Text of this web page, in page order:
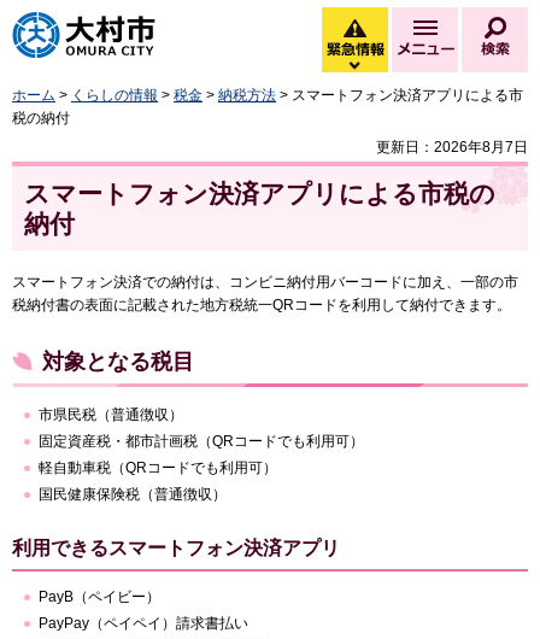
大村市
緊急情報
緊急情報を開く
メニュー
ホーム > くらしの情報 > 税金 > 納税方法 > スマートフォン決済アプリによる市
税の納付
更新日：2026年8月7日
スマートフォン決済アプリによる市税の
納付
スマートフォン決済での納付は、コンビニ納付用バーコードに加え、一部の市
税納付書の表面に記載された地方税統一QRコードを利用して納付できます。
対象となる税目
市県民税（普通徴収）
固定資産税・都市計画税（QRコードでも利用可）
軽自動車税（QRコードでも利用可）
国民健康保険税（普通徴収）
利用できるスマートフォン決済アプリ
PayB（ペイビー）
PayPay（ペイペイ）請求書払い